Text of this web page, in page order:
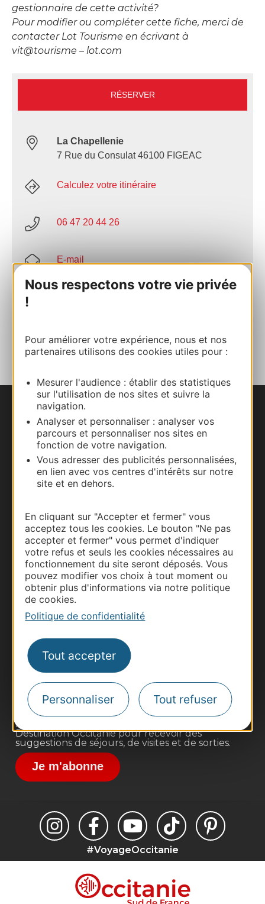
Nous respectons votre vie privée
!
Pour améliorer votre expérience, nous et nos
partenaires utilisons des cookies utiles pour :
Mesurer l'audience : établir des statistiques
sur l'utilisation de nos sites et suivre la
navigation.
Analyser et personnaliser : analyser vos
parcours et personnaliser nos sites en
fonction de votre navigation.
Vous adresser des publicités personnalisées,
en lien avec vos centres d'intérêts sur notre
site et en dehors.
En cliquant sur "Accepter et fermer" vous
acceptez tous les cookies. Le bouton "Ne pas
accepter et fermer" vous permet d'indiquer
votre refus et seuls les cookies nécessaires au
fonctionnement du site seront déposés. Vous
pouvez modifier vos choix à tout moment ou
obtenir plus d'informations via notre politique
de cookies.
Politique de confidentialité
Tout accepter
Personnaliser Tout refuser
gestionnaire de cette activité?
Pour modifier ou compléter cette fiche, merci de
contacter Lot Tourisme en écrivant à
vit@tourisme – lot.com
RÉSERVER
La Chapellenie
7 Rue du Consulat 46100 FIGEAC
Calculez votre itinéraire
06 47 20 44 26
E-mail
AU CARNET
Nous contacter
Carte interactive
Documentation
Thermalisme
Pros d'Occitanie
Site presse et d'influence
Voyagistes
Destination Sport
Inscrivez-vous à la lettre d'information
Destination Occitanie pour recevoir des
suggestions de séjours, de visites et de sorties.
Je m'abonne
#VoyageOccitanie